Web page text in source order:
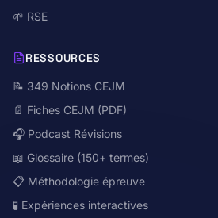
🌱 RSE
RESSOURCES
📝 349 Notions CEJM
📄 Fiches CEJM (PDF)
🎧 Podcast Révisions
📖 Glossaire (150+ termes)
📋 Méthodologie épreuve
🧪 Expériences interactives